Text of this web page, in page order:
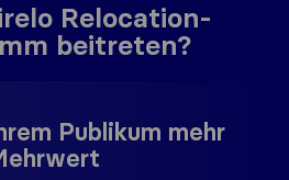
Relocation-
beitreten?
Publikum mehr